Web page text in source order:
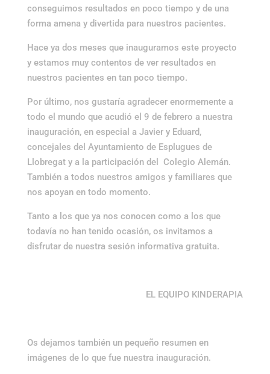
conseguimos resultados en poco tiempo y de una
forma amena y divertida para nuestros pacientes.
Hace ya dos meses que inauguramos este proyecto
y estamos muy contentos de ver resultados en
nuestros pacientes en tan poco tiempo.
Por último, nos gustaría agradecer enormemente a
todo el mundo que acudió el 9 de febrero a nuestra
inauguración, en especial a Javier y Eduard,
concejales del Ayuntamiento de Esplugues de
Llobregat y a la participación del Colegio Alemán.
También a todos nuestros amigos y familiares que
nos apoyan en todo momento.
Tanto a los que ya nos conocen como a los que
todavía no han tenido ocasión, os invitamos a
disfrutar de nuestra sesión informativa gratuita.
EL EQUIPO KINDERAPIA
Os dejamos también un pequeño resumen en
imágenes de lo que fue nuestra inauguración.